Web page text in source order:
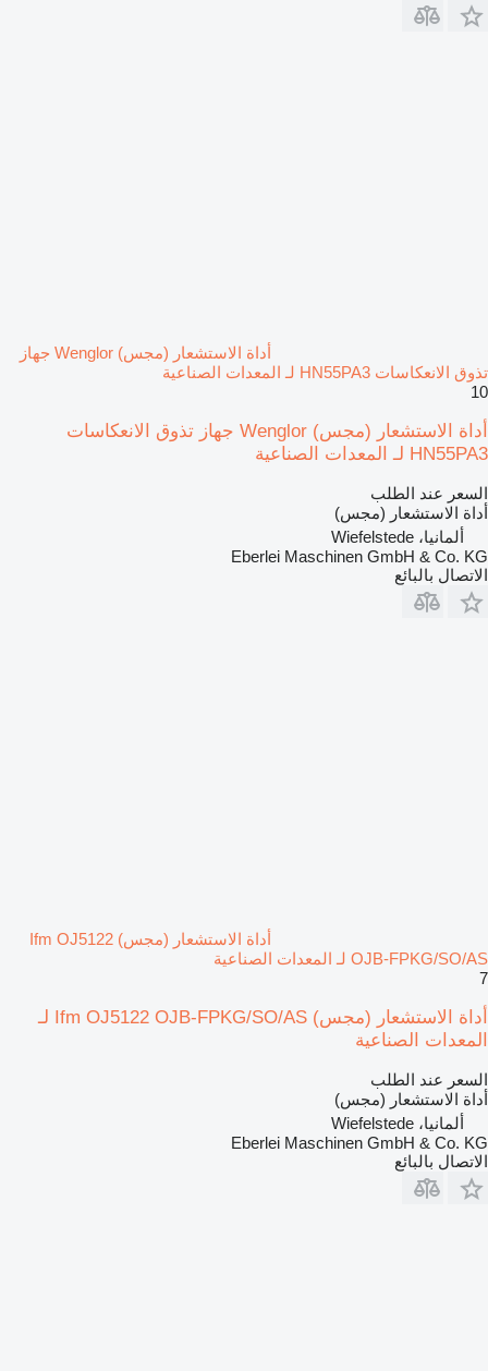
أداة الاستشعار (مجس) Wenglor جهاز
تذوق الانعكاسات HN55PA3 لـ المعدات الصناعية
10
أداة الاستشعار (مجس) Wenglor جهاز تذوق الانعكاسات
HN55PA3 لـ المعدات الصناعية
السعر عند الطلب
أداة الاستشعار (مجس)
ألمانيا، Wiefelstede
Eberlei Maschinen GmbH & Co. KG
الاتصال بالبائع
أداة الاستشعار (مجس) Ifm OJ5122
OJB-FPKG/SO/AS لـ المعدات الصناعية
7
أداة الاستشعار (مجس) Ifm OJ5122 OJB-FPKG/SO/AS لـ
المعدات الصناعية
السعر عند الطلب
أداة الاستشعار (مجس)
ألمانيا، Wiefelstede
Eberlei Maschinen GmbH & Co. KG
الاتصال بالبائع